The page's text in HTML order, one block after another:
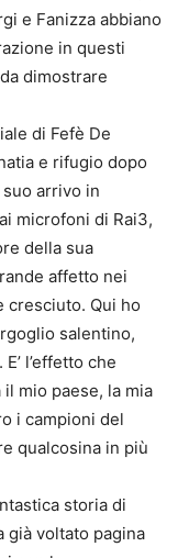
e Fanizza abbiano
in questi
dimostrare
di Fefè De
e rifugio dopo
arrivo in
microfoni di Rai3,
della sua
affetto nei
cresciuto. Qui ho
salentino,
l’effetto che
mio paese, la mia
i campioni del
qualcosina in più
storia di
già voltato pagina